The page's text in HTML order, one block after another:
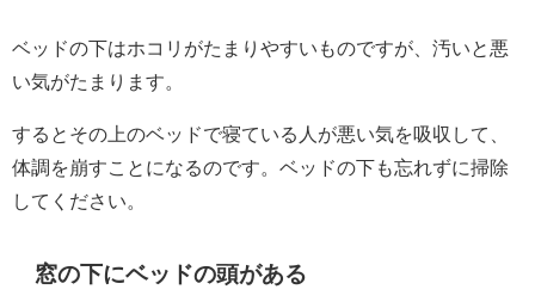
ベッドの下はホコリがたまりやすいものですが、汚いと悪
い気がたまります。
するとその上のベッドで寝ている人が悪い気を吸収して、
体調を崩すことになるのです。ベッドの下も忘れずに掃除
してください。
窓の下にベッドの頭がある